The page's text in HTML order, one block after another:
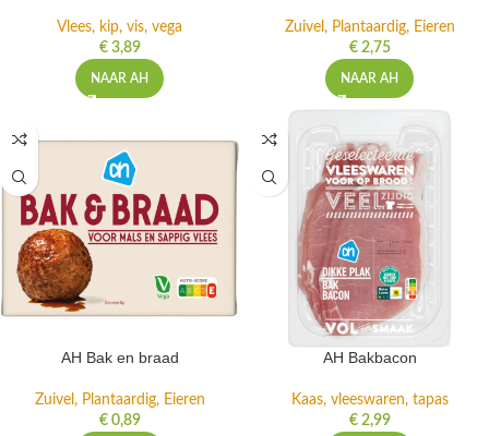
Vlees, kip, vis, vega
€3,89
NAAR AH
Zuivel, Plantaardig, Eieren
€2,75
NAAR AH
AH Bak en braad
Zuivel, Plantaardig, Eieren
€0,89
AH Bakbacon
Kaas, vleeswaren, tapas
€2,99